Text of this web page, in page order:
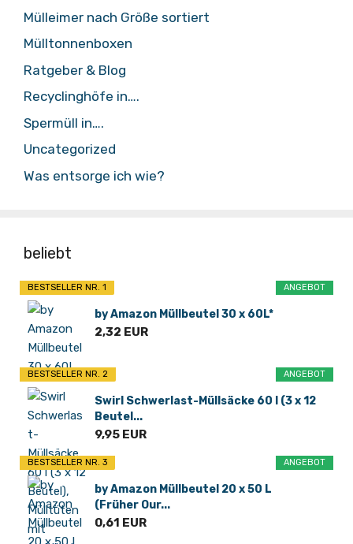
Mülleimer nach Größe sortiert
Mülltonnenboxen
Ratgeber & Blog
Recyclinghöfe in….
Spermüll in….
Uncategorized
Was entsorge ich wie?
beliebt
ANGEBOT
BESTSELLER NR. 1
by Amazon Müllbeutel 30 x 60L*
2,32 EUR
ANGEBOT
BESTSELLER NR. 2
Swirl Schwerlast-Müllsäcke 60 l (3 x 12
Beutel...
9,95 EUR
ANGEBOT
BESTSELLER NR. 3
by Amazon Müllbeutel 20 x 50 L
(Früher Our...
0,61 EUR